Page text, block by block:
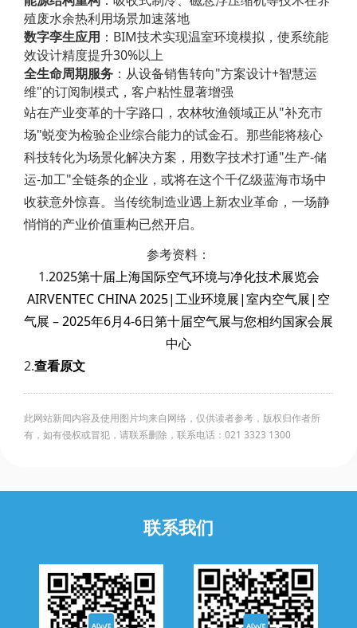
殖废水余热利用场景加速落地
数字孪生应用 ：BIM技术实现温室环境模拟，使系统能
效设计精度提升30%以上
全生命周期服务 ：从设备销售转向"方案设计+智慧运
维"的订阅制模式，客户粘性显著增强
站在产业变革的十字路口，农林牧渔领域正从"补充市
场"蜕变为检验企业综合能力的试金石。那些能将核心
科技转化为场景化解决方案，用数字技术打通"生产-储
运-加工"全链条的企业，或将在这个千亿级蓝海市场中
收获意外惊喜。当传统制造业遇上新农业革命，一场静
悄悄的产业价值重构已然开启。
参考资料：
1.2025第十届上海国际空气环境与净化技术展览会
AIRVENTEC CHINA 2025|工业环境展|室内空气展|空
气展 – 2025年6月4-6日第十届空气展与您相约国家会展
中心
2.查看原文
此网站新闻内容及使用图片均来自网络，仅供读者参考，版权归作者所
有，如有侵权或冒犯，请联系删除，联系电话：021 3323 1300
联系我们